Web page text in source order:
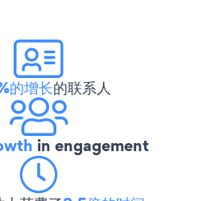
的增长的联系人
in engagement